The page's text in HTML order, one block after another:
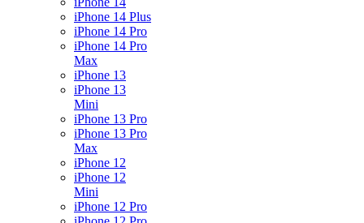
iPhone 14 Plus
iPhone 14 Pro
iPhone 14 Pro
Max
iPhone 13
iPhone 13
Mini
iPhone 13 Pro
iPhone 13 Pro
Max
iPhone 12
iPhone 12
Mini
iPhone 12 Pro